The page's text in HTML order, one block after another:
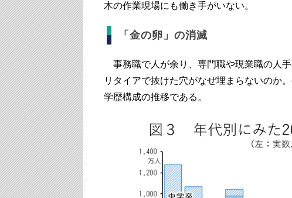
木の作業現場にも働き手がいない。
「金の卵」の消滅
事務職で人が余り、専門職や現業職の人
リタイアで抜けた穴がなぜ埋まらないのか
学歴構成の推移である。